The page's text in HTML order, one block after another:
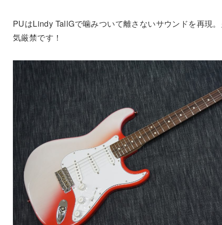
PUはLindy TallGで噛みついて離さないサウンドを再現
気厳禁です！